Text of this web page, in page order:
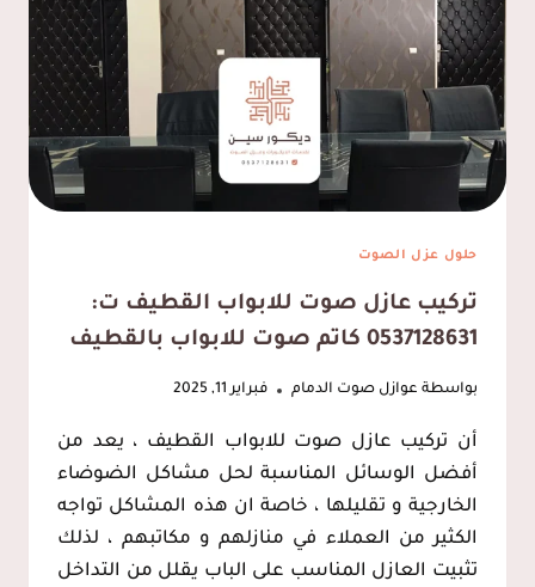
حلول عزل الصوت
تركيب عازل صوت للابواب القطيف ت:
0537128631 كاتم صوت للابواب بالقطيف
بواسطة عوازل صوت الدمام فبراير 11, 2025
أن تركيب عازل صوت للابواب القطيف ، يعد من
أفضل الوسائل المناسبة لحل مشاكل الضوضاء
الخارجية و تقليلها ، خاصة ان هذه المشاكل تواجه
الكثير من العملاء في منازلهم و مكاتبهم ، لذلك
تثبيت العازل المناسب على الباب يقلل من التداخل